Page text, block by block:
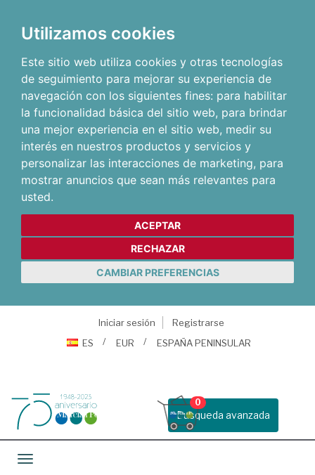
Utilizamos cookies
Este sitio web utiliza cookies y otras tecnologías
de seguimiento para mejorar su experiencia de
navegación con los siguientes fines: para habilitar
la funcionalidad básica del sitio web, para brindar
una mejor experiencia en el sitio web, medir su
interés en nuestros productos y servicios y
personalizar las interacciones de marketing, para
mostrar anuncios que sean más relevantes para
usted.
ACEPTAR
RECHAZAR
CAMBIAR PREFERENCIAS
Iniciar sesión
Registrarse
ES
EUR ESPAÑA PENINSULAR
Busqueda avanzada
0
Toggle navigation